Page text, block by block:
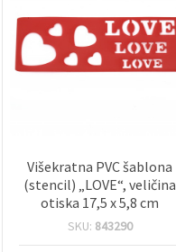
Višekratna PVC šablona
(stencil) „LOVE“, veličina
otiska 17,5 x 5,8 cm
SKU: 843290